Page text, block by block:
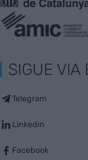
SIGUE VIA
Telegram
Linkedin
Facebook